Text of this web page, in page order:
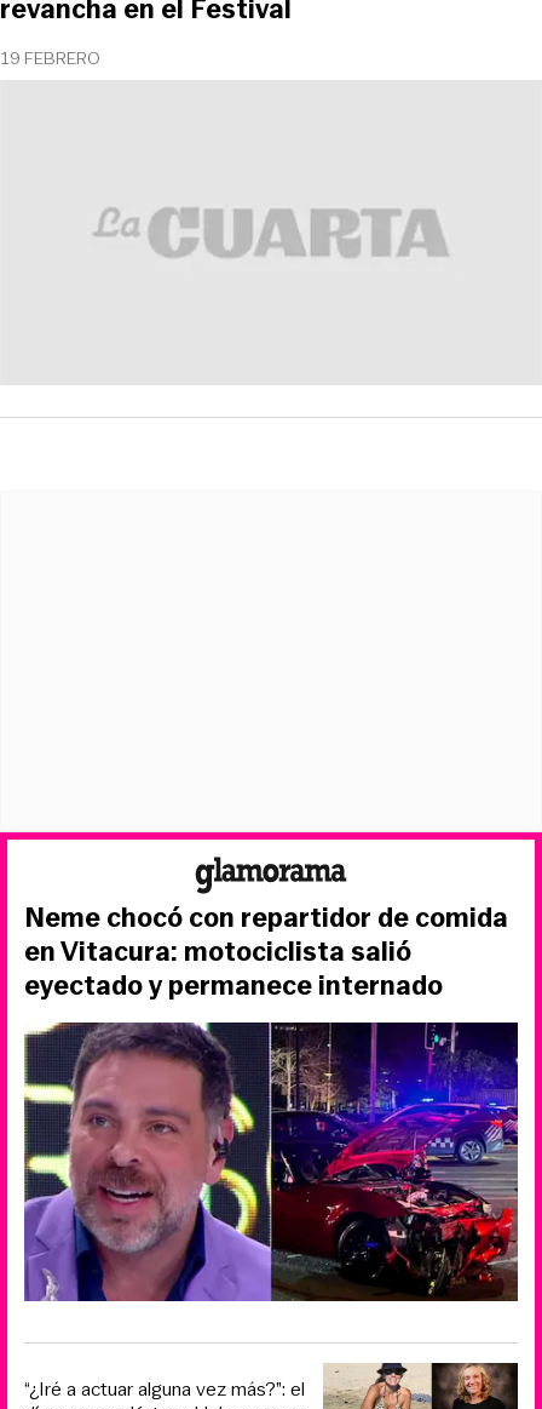
19 FEBRERO
revancha en el Festival
Neme chocó con repartidor de comida
en Vitacura: motociclista salió
eyectado y permanece internado
“¿Iré a actuar alguna vez más?”: el